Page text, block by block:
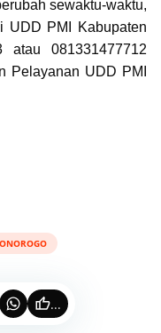
sewaktu-waktu,
UDD PMI Kabupaten
atau 081331477712
Pelayanan UDD PMI
...